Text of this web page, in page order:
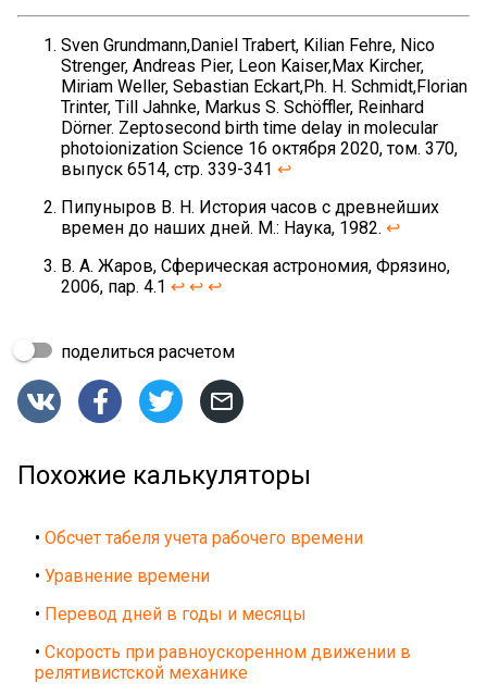
Sven Grundmann,Daniel Trabert, Kilian Fehre, Nico
Strenger, Andreas Pier, Leon Kaiser,Max Kircher,
Miriam Weller, Sebastian Eckart,Ph. H. Schmidt,Florian
Trinter, Till Jahnke, Markus S. Schöffler, Reinhard
Dörner. Zeptosecond birth time delay in molecular
photoionization Science 16 октября 2020, том. 370,
выпуск 6514, стр. 339-341 ↩
Пипуныров В. Н. История часов с древнейших
времен до наших дней. М.: Наука, 1982. ↩
В. А. Жаров, Сферическая астрономия, Фрязино,
2006, пар. 4.1 ↩ ↩ ↩
поделиться расчетом
   
Похожие калькуляторы
• Обсчет табеля учета рабочего времени
• Уравнение времени
• Перевод дней в годы и месяцы
• Скорость при равноускоренном движении в
релятивистской механике